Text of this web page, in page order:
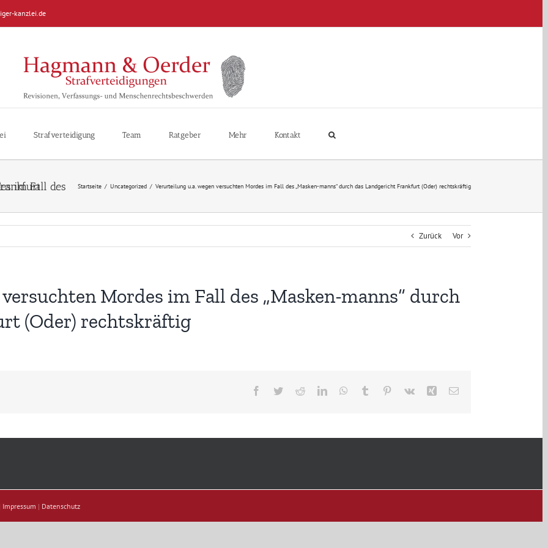
kanzlei.de
Strafverteidigung Team Ratgeber Mehr Kontakt
Startseite / Uncategorized / Verurteilung u.a. wegen versuchten Mordes im Fall des „Masken-manns“ durch das Landgericht Frankfurt (Oder) rechtskräftig
Zurück Vor
Mordes im Fall des „Masken-manns“ durch
(Oder) rechtskräftig
Facebook
TwitterRedditLinkedInWhatsApp
Tumblr Pinterest
Vk Xing E-
Impressum | Datenschutz